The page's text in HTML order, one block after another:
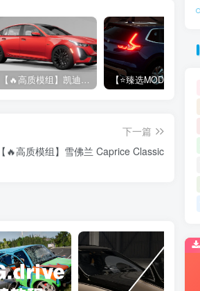
【🔥高质模组】凯迪拉克 CT5 2020
下一篇
【🔥高质模组】雪佛兰 Caprice Classic